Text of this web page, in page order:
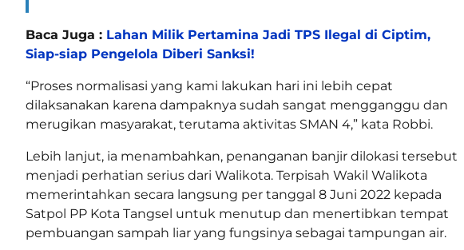
Baca Juga : Lahan Milik Pertamina Jadi TPS Ilegal di Ciptim,
Siap-siap Pengelola Diberi Sanksi!
“Proses normalisasi yang kami lakukan hari ini lebih cepat
dilaksanakan karena dampaknya sudah sangat mengganggu dan
merugikan masyarakat, terutama aktivitas SMAN 4,” kata Robbi.
Lebih lanjut, ia menambahkan, penanganan banjir dilokasi tersebut
menjadi perhatian serius dari Walikota. Terpisah Wakil Walikota
memerintahkan secara langsung per tanggal 8 Juni 2022 kepada
Satpol PP Kota Tangsel untuk menutup dan menertibkan tempat
pembuangan sampah liar yang fungsinya sebagai tampungan air.